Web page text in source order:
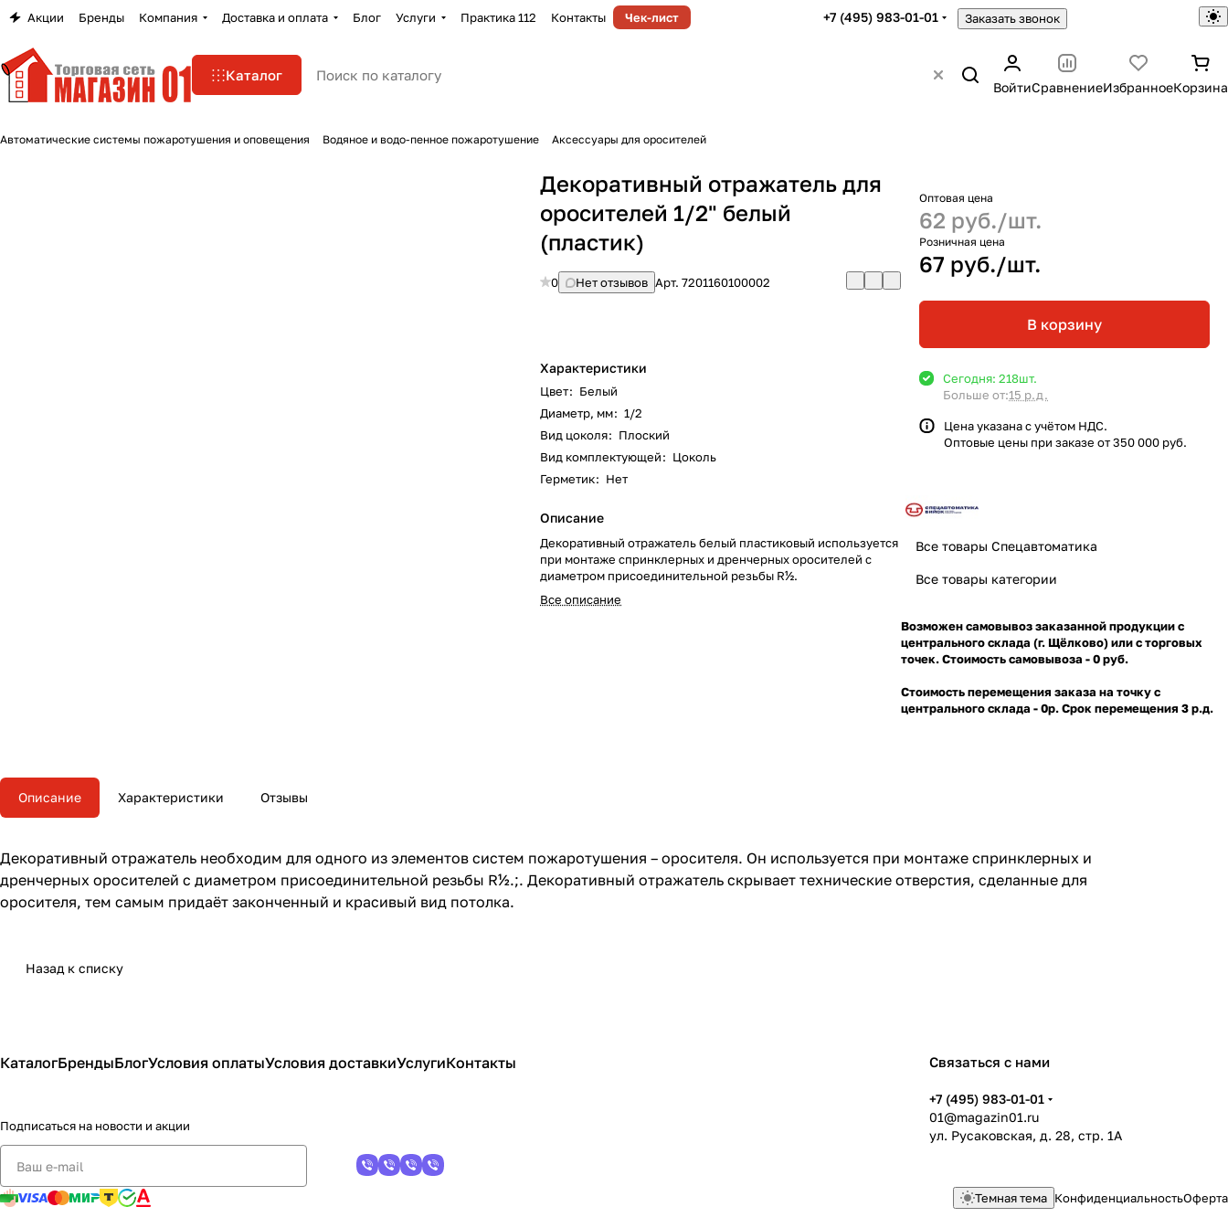
Акции Бренды Компания Доставка и оплата Блог Услуги Практика 112 Контакты Чек-лист +7 (495) 983-01-01 Заказать звонок
Каталог
ВойтиСравнениеИзбранноеКорзина
Автоматические системы пожаротушения и оповещения Водяное и водо-пенное пожаротушение Аксессуары для оросителей
Декоративный отражатель для
оросителей 1/2" белый
(пластик)
0 Нет отзывов Арт.7201160100002
Характеристики
Цвет: Белый
Диаметр, мм: 1/2
Вид цоколя: Плоский
Вид комплектующей: Цоколь
Герметик: Нет
Описание
Декоративный отражатель белый пластиковый используется
при монтаже спринклерных и дренчерных оросителей с
диаметром присоединительной резьбы R½.
Все описание
Оптовая цена
62 руб./шт.
Розничная цена
67 руб./шт.
В корзину
Сегодня: 218шт.
Больше от:15 р.д.
Цена указана с учётом НДС.
Оптовые цены при заказе от 350 000 руб.
Все товары Спецавтоматика
Все товары категории
Возможен самовывоз заказанной продукции с
центрального склада (г. Щёлково) или с торговых
точек. Стоимость самовывоза - 0 руб.
Стоимость перемещения заказа на точку с
центрального склада - 0р. Срок перемещения 3 р.д.
Описание Характеристики Отзывы
Декоративный отражатель необходим для одного из элементов систем пожаротушения – оросителя. Он используется при монтаже спринклерных и
дренчерных оросителей с диаметром присоединительной резьбы R½.;. Декоративный отражатель скрывает технические отверстия, сделанные для
оросителя, тем самым придаёт законченный и красивый вид потолка.
Назад к списку
КаталогБрендыБлогУсловия оплатыУсловия доставкиУслугиКонтакты
Подписаться на новости и акции
Связаться с нами
+7 (495) 983-01-01
01@magazin01.ru
ул. Русаковская, д. 28, стр. 1А
Темная тема КонфиденциальностьОферта